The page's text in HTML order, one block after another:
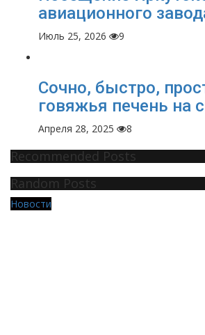
авиационного
Июль 25, 2026 9
Сочно, быстро,
говяжья печень на
Апреля 28, 2025 8
Recommended Posts
Random Posts
Новости